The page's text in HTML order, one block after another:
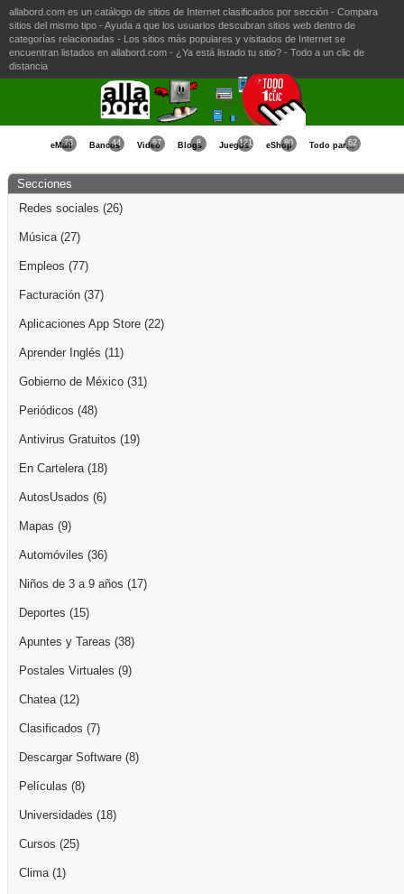
allabord.com es un catálogo de sitios de Internet clasificados por sección - Compara
sitios del mismo tipo - Ayuda a que los usuarios descubran sitios web dentro de
categorías relacionadas - Los sitios más populares y visitados de Internet se
encuentran listados en allabord.com - ¿Ya está listado tu sitio? - Todo a un clic de
distancia
eMail
23 Bancos
44 Video
67 Blogs
8 Juegos
121 eShop
80 Todo para la Mujer
62
Secciones
Redes sociales (26)
Música(27)
Empleos (77)
Facturación (37)
Aplicaciones App Store (22)
Aprender Inglés (11)
Gobierno de México (31)
Periódicos (48)
Antivirus Gratuitos (19)
En Cartelera(18)
AutosUsados (6)
Mapas (9)
Automóviles (36)
Niños de 3 a 9 años (17)
Deportes (15)
Apuntes y Tareas (38)
Postales Virtuales (9)
Chatea(12)
Clasificados (7)
Descargar Software (8)
Películas (8)
Universidades (18)
Cursos (25)
Clima(1)